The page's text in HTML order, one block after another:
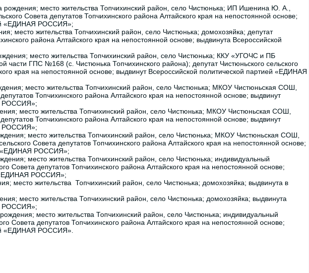
рождения; место жительства Топчихинский район, село Чистюнька; ИП Ишенина Ю. А.,
Совета депутатов Топчихинского района Алтайского края на непостоянной основе;
«ЕДИНАЯ РОССИЯ»;
место жительства Топчихинский район, село Чистюнька; домохозяйка; депутат
района Алтайского края на непостоянной основе; выдвинута Всероссийской
место жительства Топчихинский район, село Чистюнька; ККУ «УГОЧС и ПБ
части ГПС №168 (с. Чистюнька Топчихинского района); депутат Чистюньского сельского
края на непостоянной основе; выдвинут Всероссийской политической партией «ЕДИНАЯ
место жительства Топчихинский район, село Чистюнька; МКОУ Чистюньская СОШ,
Топчихинского района Алтайского края на непостоянной основе; выдвинут
РОССИЯ»;
место жительства Топчихинский район, село Чистюнька; МКОУ Чистюньская СОШ,
Топчихинского района Алтайского края на непостоянной основе; выдвинут
РОССИЯ»;
место жительства Топчихинский район, село Чистюнька; МКОУ Чистюньская СОШ,
Совета депутатов Топчихинского района Алтайского края на непостоянной основе;
«ЕДИНАЯ РОССИЯ»;
место жительства Топчихинский район, село Чистюнька; индивидуальный
Совета депутатов Топчихинского района Алтайского края на непостоянной основе;
«ЕДИНАЯ РОССИЯ»;
место жительства Топчихинский район, село Чистюнька; домохозяйка; выдвинута в
место жительства Топчихинский район, село Чистюнька; домохозяйка; выдвинута
РОССИЯ»;
рождения; место жительства Топчихинский район, село Чистюнька; индивидуальный
Совета депутатов Топчихинского района Алтайского края на непостоянной основе;
«ЕДИНАЯ РОССИЯ».